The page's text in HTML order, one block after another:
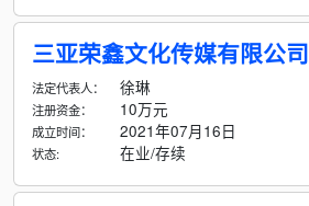
三亚荣鑫文化传媒有限公司
法定代表人： 徐琳
注册资金： 10万元
成立时间： 2021年07月16日
状态: 在业/存续